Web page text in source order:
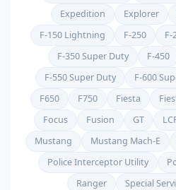
Expedition
Explorer
F-150 Lightning
F-250 F-
F-350 Super Duty
F-450
F-550 Super Duty
F-600
F650
F750 Fiesta
Focus
Fusion GT
Mustang
Mustang Mach-E
Police Interceptor Utility
Ranger
Special